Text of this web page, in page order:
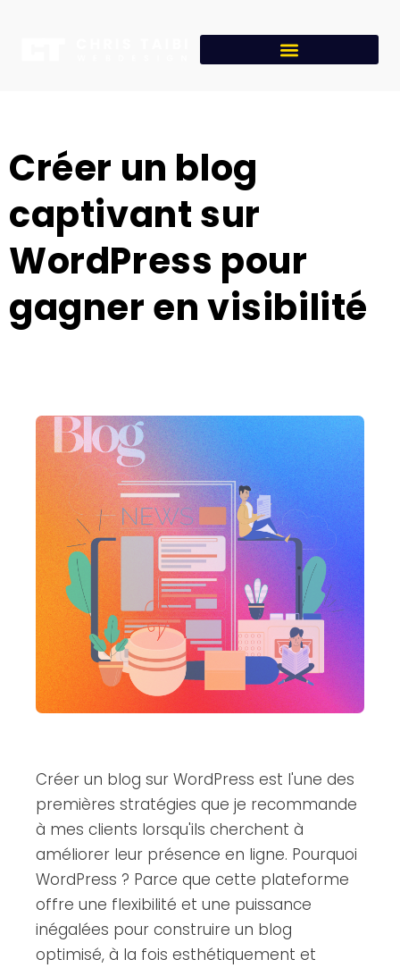
Créer un blog
captivant sur
WordPress pour
gagner en visibilité
Créer un blog sur WordPress est l'une des
premières stratégies que je recommande
à mes clients lorsqu'ils cherchent à
améliorer leur présence en ligne. Pourquoi
WordPress ? Parce que cette plateforme
offre une flexibilité et une puissance
inégalées pour construire un blog
optimisé, à la fois esthétiquement et